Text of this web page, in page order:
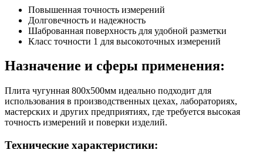
Повышенная точность измерений
Долговечность и надежность
Шаброванная поверхность для удобной разметки
Класс точности 1 для высокоточных измерений
Назначение и сферы применения:
Плита чугунная 800х500мм идеально подходит для
использования в производственных цехах, лабораториях,
мастерских и других предприятиях, где требуется высокая
точность измерений и поверки изделий.
Технические характеристики: